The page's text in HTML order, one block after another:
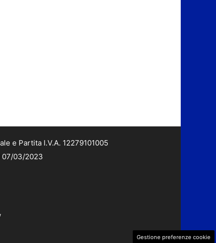
e Partita I.V.A. 12279101005
07/03/2023
Gestione preferenze cookie